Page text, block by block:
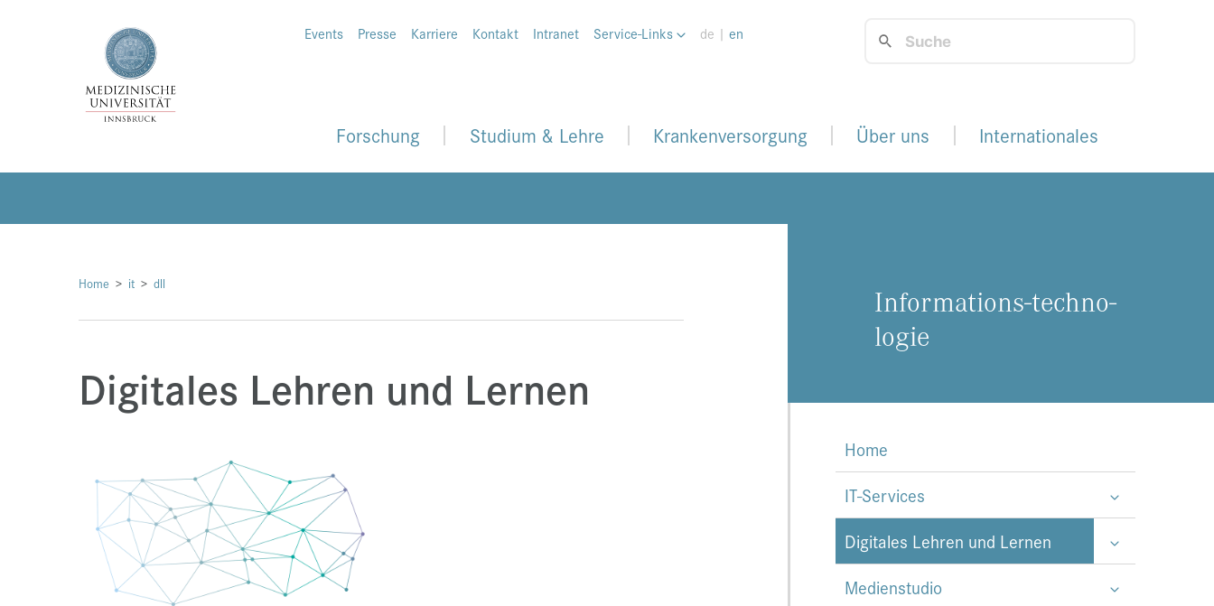
Events Presse Karriere Kontakt Intranet Service-Links de | en
Forschung Studium & Lehre Krankenversorgung Über uns Internationales
Home it dll
Digitales Lehren und Lernen
In­for­ma­ti­ons-tech­no­
lo­gie
Home
IT-Services
Digitales Lehren und Lernen
Medienstudio